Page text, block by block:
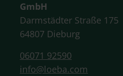
GmbH
Darmstädter Straße 175
64807 Dieburg
06071 92590
info@loeba.com